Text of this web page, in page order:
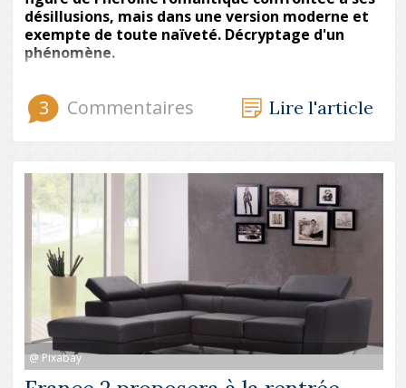
désillusions, mais dans une version moderne et
exempte de toute naïveté. Décryptage d'un
phénomène.
3 Commentaires Lire l'article
@ Pixabay